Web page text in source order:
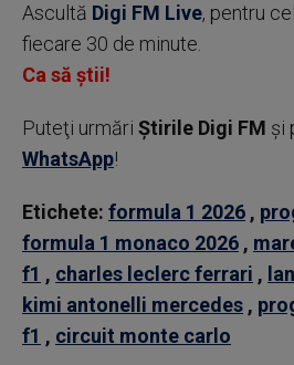
Ascultă Digi FM Live, pentru
fiecare 30 de minute.
Ca să știi!
Puteţi urmări Știrile Digi FM şi
WhatsApp!
Etichete: formula 1 2026 ,
formula 1 monaco 2026 ,
f1 , charles leclerc ferrari ,
kimi antonelli mercedes ,
f1 , circuit monte carlo